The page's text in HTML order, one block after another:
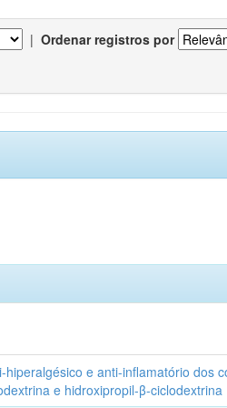
| Ordenar registros por
hiperalgésico e anti-inflamatório dos
e hidroxipropil-β-ciclodextrina